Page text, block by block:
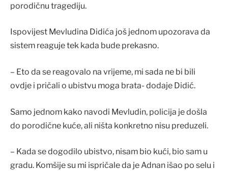
porodičnu tragediju.
Ispovijest Mevludina Didića još jednom upozorava da
sistem reaguje tek kada bude prekasno.
– Eto da se reagovalo na vrijeme, mi sada ne bi bili
ovdje i pričali o ubistvu moga brata- dodaje Didić.
Samo jednom kako navodi Mevludin, policija je došla
do porodične kuće, ali ništa konkretno nisu preduzeli.
– Kada se dogodilo ubistvo, nisam bio kući, bio sam u
gradu. Komšije su mi ispričale da je Adnan išao po selu i